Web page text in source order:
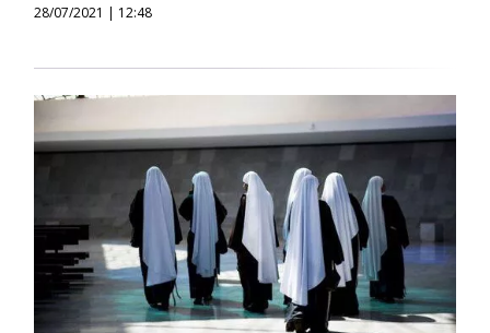
28/07/2021 | 12:48